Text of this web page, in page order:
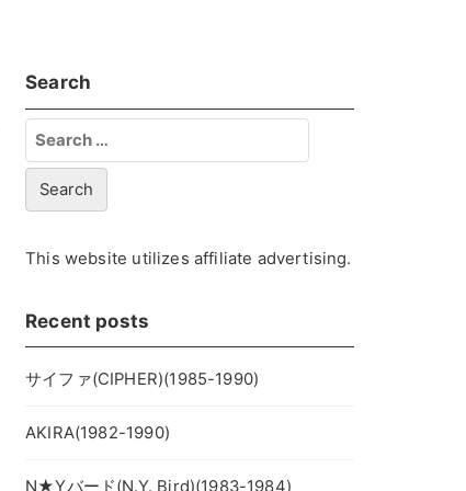
Search
Search
for:
This website utilizes affiliate advertising.
Recent posts
サイファ(CIPHER)(1985-1990)
AKIRA(1982-1990)
N★Yバード(N.Y. Bird)(1983-1984)